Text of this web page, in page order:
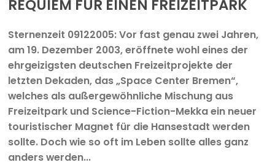
REQUIEM FÜR EINEN FREIZEITPARK
Sternenzeit 09122005: Vor fast genau zwei Jahren,
am 19. Dezember 2003, eröffnete wohl eines der
ehrgeizigsten deutschen Freizeitprojekte der
letzten Dekaden, das „Space Center Bremen“,
welches als außergewöhnliche Mischung aus
Freizeitpark und Science-Fiction-Mekka ein neuer
touristischer Magnet für die Hansestadt werden
sollte. Doch wie so oft im Leben sollte alles ganz
anders werden...